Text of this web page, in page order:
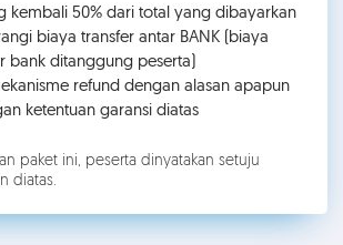
kembali 50% dari total yang dibayarkan
biaya transfer antar BANK (biaya
bank ditanggung peserta)
refund dengan alasan apapun
ketentuan garansi diatas
paket ini, peserta dinyatakan setuju
diatas.